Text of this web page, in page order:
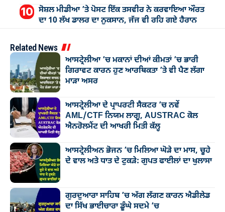
ਸੋਸ਼ਲ ਮੀਡੀਆ ’ਤੇ ਪੋਸਟ ਇੱਕ ਤਸਵੀਰ ਨੇ ਕਰਵਾਇਆ ਔਰਤ
ਦਾ 10 ਲੱਖ ਡਾਲਰ ਦਾ ਨੁਕਸਾਨ, ਜੱਜ ਵੀ ਰਹਿ ਗਏ ਹੈਰਾਨ
Related News
ਆਸਟ੍ਰੇਲੀਆ ’ਚ ਮਕਾਨਾਂ ਦੀਆਂ ਕੀਮਤਾਂ ’ਚ ਭਾਰੀ
ਗਿਰਾਵਟ ਕਾਰਨ ਹੁਣ ਆਰਥਿਕਤਾ ’ਤੇ ਵੀ ਪੈਣ ਲੱਗਾ
ਮਾੜਾ ਅਸਰ
ਆਸਟ੍ਰੇਲੀਆ ਦੇ ਪ੍ਰਾਪਰਟੀ ਸੈਕਟਰ ’ਚ ਨਵੇਂ
AML/CTF ਨਿਯਮ ਲਾਗੂ, AUSTRAC ਕੋਲ
ਐਨਰੋਲਮੈਂਟ ਦੀ ਆਖਰੀ ਮਿਤੀ ਕੱਲ੍ਹ
ਆਸਟ੍ਰੇਲੀਅਨ ਭੋਜਨ ’ਚ ਮਿਲਿਆ ਘੋੜੇ ਦਾ ਮਾਸ, ਚੂਹੇ
ਦੇ ਵਾਲ ਅਤੇ ਧਾਤ ਦੇ ਟੁਕੜੇ: ਗੁਪਤ ਫਾਈਲਾਂ ਦਾ ਖੁਲਾਸਾ
ਗੁਰਦੁਆਰਾ ਸਾਹਿਬ ’ਚ ਅੱਗ ਲੱਗਣ ਕਾਰਨ ਐਡੀਲੇਡ
ਦਾ ਸਿੱਖ ਭਾਈਚਾਰਾ ਡੂੰਘੇ ਸਦਮੇ ’ਚ